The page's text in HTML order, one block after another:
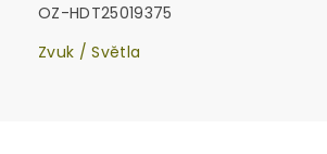
OZ-HDT25019375
Zvuk / Světla